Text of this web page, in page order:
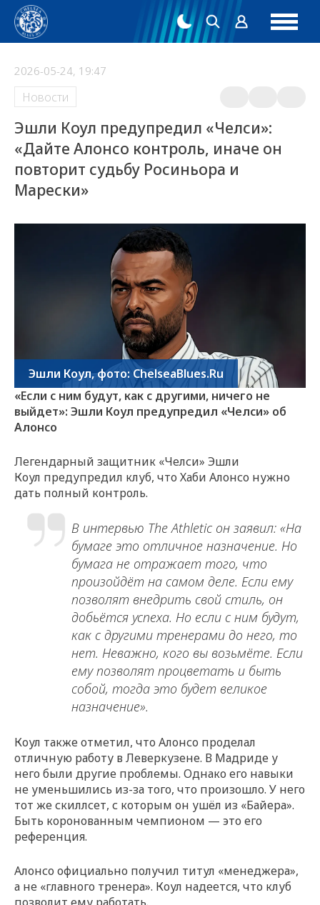
2026-05-24, 19:47
Новости
Эшли Коул предупредил «Челси»:
«Дайте Алонсо контроль, иначе он
повторит судьбу Росиньора и
Марески»
Эшли Коул, фото: ChelseaBlues.Ru
«Если с ним будут, как с другими, ничего не
выйдет»: Эшли Коул предупредил «Челси» об
Алонсо
Легендарный защитник «Челси» Эшли
Коул предупредил клуб, что Хаби Алонсо нужно
дать полный контроль.
В интервью The Athletic он заявил: «На
бумаге это отличное назначение. Но
бумага не отражает того, что
произойдёт на самом деле. Если ему
позволят внедрить свой стиль, он
добьётся успеха. Но если с ним будут,
как с другими тренерами до него, то
нет. Неважно, кого вы возьмёте. Если
ему позволят процветать и быть
собой, тогда это будет великое
назначение».
Коул также отметил, что Алонсо проделал
отличную работу в Леверкузене. В Мадриде у
него были другие проблемы. Однако его навыки
не уменьшились из-за того, что произошло. У него
тот же скиллсет, с которым он ушёл из «Байера».
Быть коронованным чемпионом — это его
референция.
Алонсо официально получил титул «менеджера»,
а не «главного тренера». Коул надеется, что клуб
позволит ему работать.